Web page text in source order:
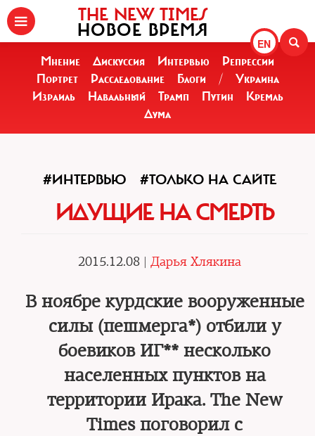
EN
THE NEW TIMES
НОВОЕ ВРЕМЯ
Мнение Дискуссия Интервью
Репрессии
Портрет
Расследование Блоги /
Украина
Израиль
Навальный Трамп Путин
Кремль
Дума
#ИНТЕРВЬЮ #ТОЛЬКО НА САЙТЕ
ИДУЩИЕ НА СМЕРТЬ
2015.12.08 | Дарья Хлякина
В ноябре курдские вооруженные
силы (пешмерга*) отбили у
боевиков ИГ** несколько
населенных пунктов на
территории Ирака. The New
Times поговорил с